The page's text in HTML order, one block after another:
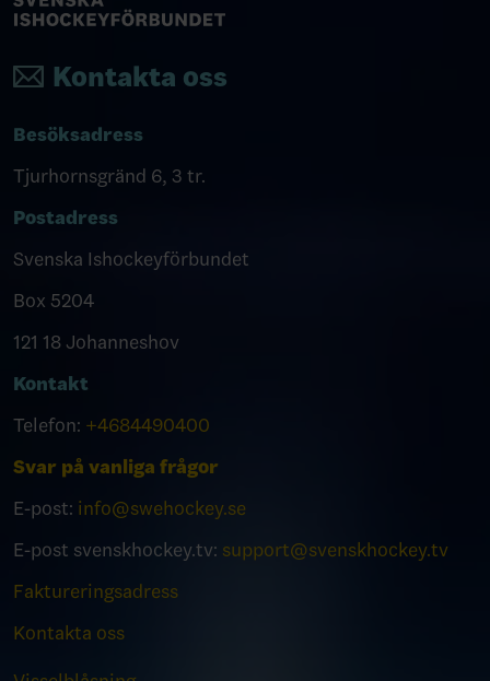
Kontakta oss
Besöksadress
Tjurhornsgränd 6, 3 tr.
Postadress
Svenska Ishockeyförbundet
Box 5204
121 18 Johanneshov
Kontakt
Telefon: +4684490400
Svar på vanliga frågor
E-post: info@swehockey.se
E-post svenskhockey.tv: support@svenskhockey.tv
Faktureringsadress
Kontakta oss